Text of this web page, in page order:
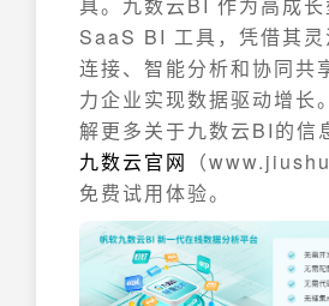
SaaS BI 工具，凭借其灵
连接、智能分析和协同共
力企业实现数据驱动增长
解更多关于九数云BI的信
九数云官网
（
免费试用体验。